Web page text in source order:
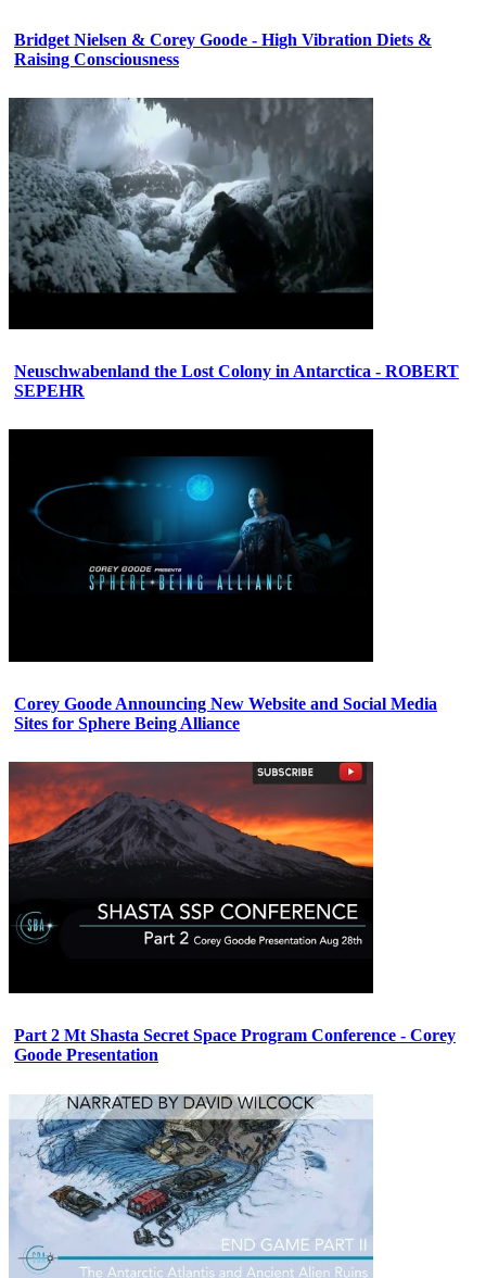
Bridget Nielsen & Corey Goode - High Vibration Diets &
Raising Consciousness
Neuschwabenland the Lost Colony in Antarctica - ROBERT
SEPEHR
Corey Goode Announcing New Website and Social Media
Sites for Sphere Being Alliance
Part 2 Mt Shasta Secret Space Program Conference - Corey
Goode Presentation